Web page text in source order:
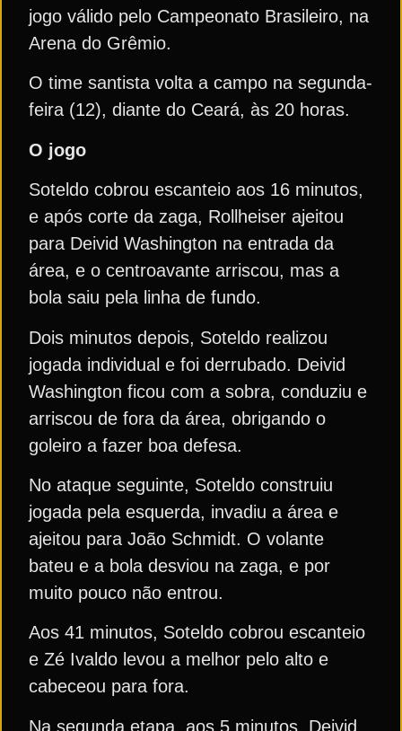
jogo válido pelo Campeonato Brasileiro, na
Arena do Grêmio.
O time santista volta a campo na segunda-
feira (12), diante do Ceará, às 20 horas.
O jogo
Soteldo cobrou escanteio aos 16 minutos,
e após corte da zaga, Rollheiser ajeitou
para Deivid Washington na entrada da
área, e o centroavante arriscou, mas a
bola saiu pela linha de fundo.
Dois minutos depois, Soteldo realizou
jogada individual e foi derrubado. Deivid
Washington ficou com a sobra, conduziu e
arriscou de fora da área, obrigando o
goleiro a fazer boa defesa.
No ataque seguinte, Soteldo construiu
jogada pela esquerda, invadiu a área e
ajeitou para João Schmidt. O volante
bateu e a bola desviou na zaga, e por
muito pouco não entrou.
Aos 41 minutos, Soteldo cobrou escanteio
e Zé Ivaldo levou a melhor pelo alto e
cabeceou para fora.
Na segunda etapa, aos 5 minutos, Deivid